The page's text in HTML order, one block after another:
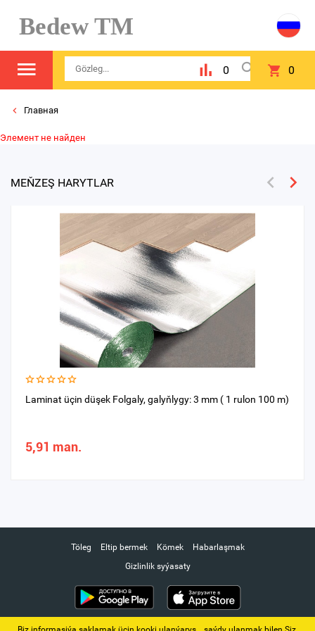
Bedew TM
0 0
Главная
Элемент не найден
MEŇZEŞ HARYTLAR
Laminat üçin düşek Folgaly, galyňlygy: 3 mm ( 1 rulon 100 m)
5,91 man.
Töleg Eltip bermek Kömek
Habarlaşmak
Gizlinlik syýasaty